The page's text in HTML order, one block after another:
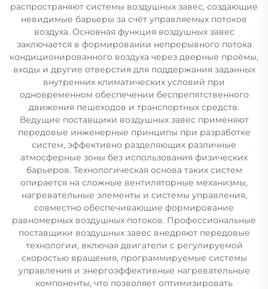
распространяют системы воздушных завес, создающие
невидимые барьеры за счёт управляемых потоков
воздуха. Основная функция воздушных завес
заключается в формировании непрерывного потока
кондиционированного воздуха через дверные проёмы,
входы и другие отверстия для поддержания заданных
внутренних климатических условий при
одновременном обеспечении беспрепятственного
движения пешеходов и транспортных средств.
Ведущие поставщики воздушных завес применяют
передовые инженерные принципы при разработке
систем, эффективно разделяющих различные
атмосферные зоны без использования физических
барьеров. Технологическая основа таких систем
опирается на сложные вентиляторные механизмы,
нагревательные элементы и системы управления,
совместно обеспечивающие формирование
равномерных воздушных потоков. Профессиональные
поставщики воздушных завес внедряют передовые
технологии, включая двигатели с регулируемой
скоростью вращения, программируемые системы
управления и энергоэффективные нагревательные
компоненты, что позволяет оптимизировать